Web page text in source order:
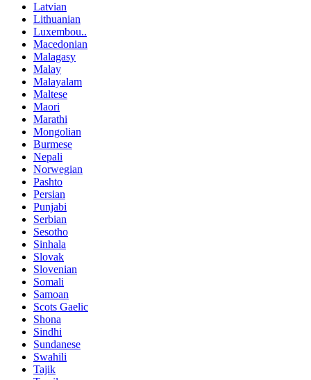
Latvian
Lithuanian
Luxembou..
Macedonian
Malagasy
Malay
Malayalam
Maltese
Maori
Marathi
Mongolian
Burmese
Nepali
Norwegian
Pashto
Persian
Punjabi
Serbian
Sesotho
Sinhala
Slovak
Slovenian
Somali
Samoan
Scots Gaelic
Shona
Sindhi
Sundanese
Swahili
Tajik